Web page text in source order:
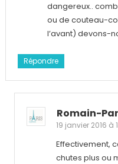
dangereux..
ou de couteau-
l’avant) devons-
Répondre
Romain-
19 janvier 2016 à
Effectivement,
chutes plus ou